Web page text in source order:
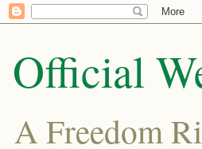
Official
A Freedom